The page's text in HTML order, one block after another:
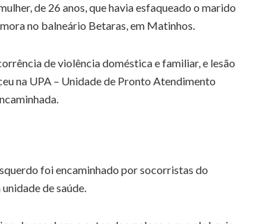
de 26 anos, que havia esfaqueado o marido
no balneário Betaras, em Matinhos.
de violência doméstica e familiar, e lesão
na UPA – Unidade de Pronto Atendimento
foi encaminhado por socorristas do
de saúde.